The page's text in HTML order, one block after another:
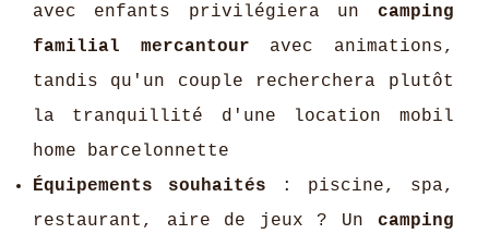
avec enfants privilégiera un camping
familial mercantour avec animations,
tandis qu'un couple recherchera plutôt
la tranquillité d'une location mobil
home barcelonnette
Équipements souhaités : piscine, spa,
restaurant, aire de jeux ? Un camping